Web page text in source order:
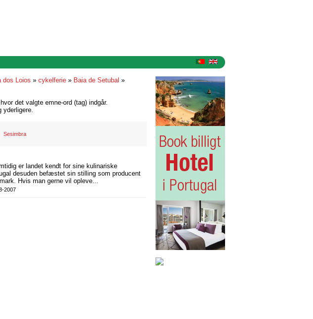
dos Loios » cykelferie » Baia de Setubal »
det valgte emne-ord (tag) indgår.
yderligere.
Sesimbra
er landet kendt for sine kulinariske
desuden befæstet sin stilling som producent
Hvis man gerne vil opleve...
2007